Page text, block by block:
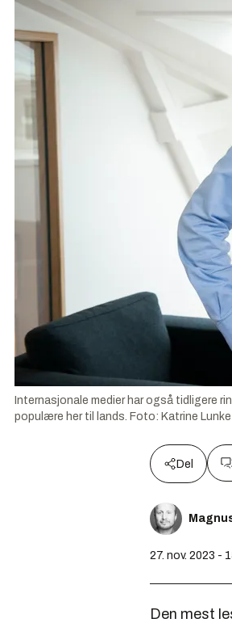
Internasjonale medier har også tidligere
populære her til lands. Foto: Katrine Lunke
Del
27. nov. 2023 -
Den mest